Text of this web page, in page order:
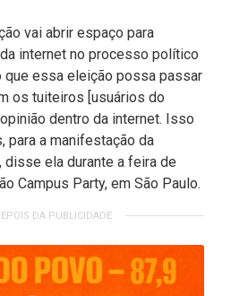
vai abrir espaço para
internet no processo político
que essa eleição possa passar
os tuiteiros [usuários do
dentro da internet. Isso
para a manifestação da
ela durante a feira de
Campus Party, em São Paulo.
DA PUBLICIDADE